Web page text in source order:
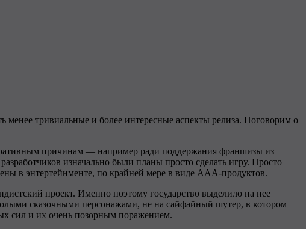
менее тривиальные и более интересные аспекты релиза. Поговорим о
причинам — например ради поддержания франшизы из
изначально были планы просто сделать игру. Просто
в энтертейнменте, по крайней мере в виде AAA-продуктов.
проект. Именно поэтому государство выделило на нее
сказочными персонажами, не на сайфайный шутер, в котором
сил и их очень позорным поражением.